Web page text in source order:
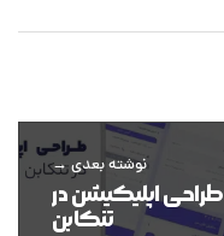
نوشته بعدی
طراحی اپلیکیشن در
تنکابن